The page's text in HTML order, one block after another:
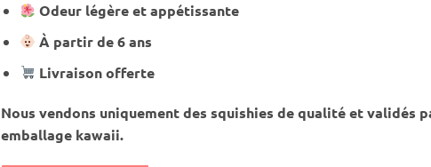
Odeur légère et appétissante
À partir de 6 ans
Livraison offerte
Nous vendons uniquement des squishies de qualité et validés
emballage kawaii.